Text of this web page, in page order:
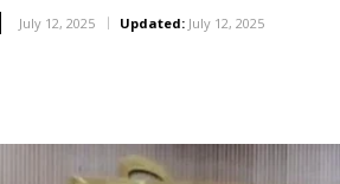
July 12, 2025 Updated: July 12, 2025